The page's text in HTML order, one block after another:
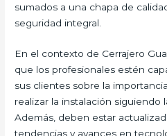
sumados a una chapa de
seguridad integral.
En el contexto de Cerrajero
que los profesionales estén
sus clientes sobre la
realizar la instalación siguiendo
Además, deben estar
tendencias y avances en